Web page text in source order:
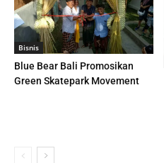
Bisnis
Blue Bear Bali Promosikan
Green Skatepark Movement